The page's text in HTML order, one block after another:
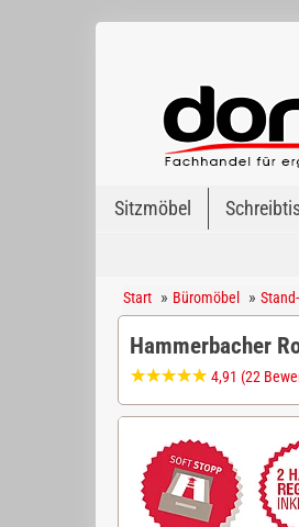
Sitzmöbel
Start » Büromöbel »
Hammerbacher
4,91 (22